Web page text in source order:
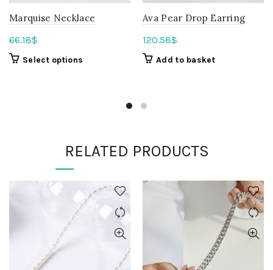
Marquise Necklace
66.18$
Select options
Ava Pear Drop Earring
120.58$
Add to basket
RELATED PRODUCTS